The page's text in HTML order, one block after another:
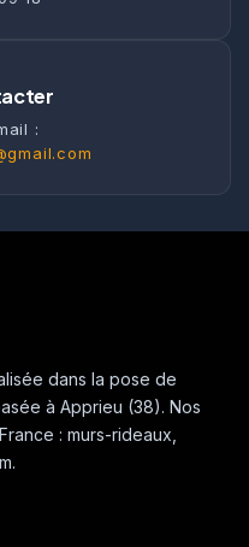
:
dans la pose de
à Apprieu (38). Nos
: murs-rideaux,